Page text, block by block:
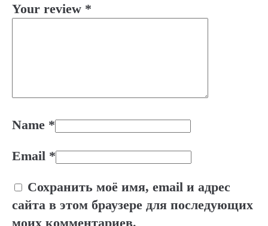
Your review *
Name *
Email *
Сохранить моё имя, email и адрес
сайта в этом браузере для последующих
моих комментариев.